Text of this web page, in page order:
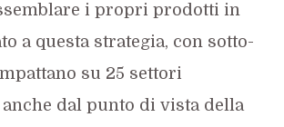
i propri prodotti in
a questa strategia, con sotto-
su 25 settori
dal punto di vista della